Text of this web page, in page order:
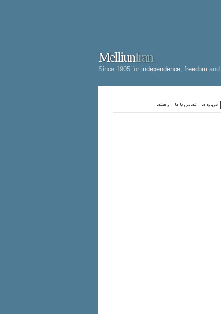
MelliunIran
Since 1905 for independence freedom and
راهنما تماس با ما درباره ما